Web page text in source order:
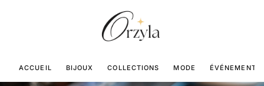
ACCUEIL BIJOUX COLLECTIONS MODE ÉVÉNEMENTS